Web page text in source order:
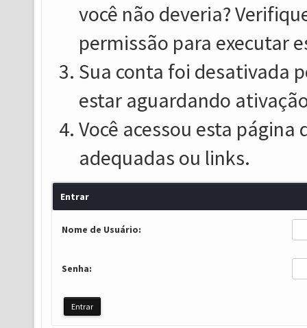
você não deveria?
permissão para executar
Sua conta foi desativada
estar aguardando
Você acessou esta
adequadas ou links.
Entrar
Nome de Usuário:
Senha: